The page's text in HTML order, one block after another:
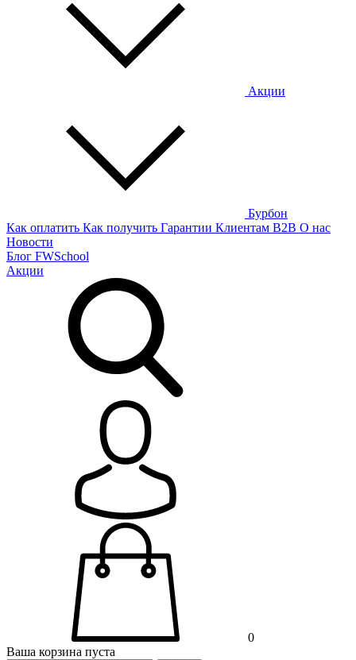
Акции
Бурбон
Как оплатить Как получить Гарантии Клиентам B2B О нас
Новости
Блог FWSchool
Акции
0
Ваша корзина пуста